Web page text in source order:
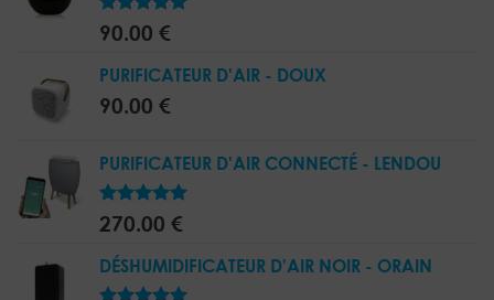
Note5.00
sur 5
90.00 €
PURIFICATEUR D'AIR - DOUX
90.00 €
PURIFICATEUR D'AIR CONNECTÉ - LENDOU
Note 5.00
sur 5
270.00 €
DÉSHUMIDIFICATEUR D'AIR NOIR - ORAIN